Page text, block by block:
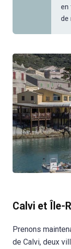
en
de
Calvi et Île-
Prenons
de Calvi, deux